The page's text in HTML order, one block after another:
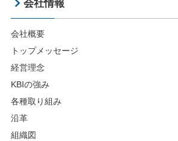
会社情報
会社概要
トップメッセージ
経営理念
KBIの強み
各種取り組み
沿革
組織図